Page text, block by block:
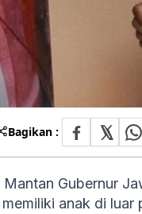
Bagikan :
Mantan Gubernur
anak di